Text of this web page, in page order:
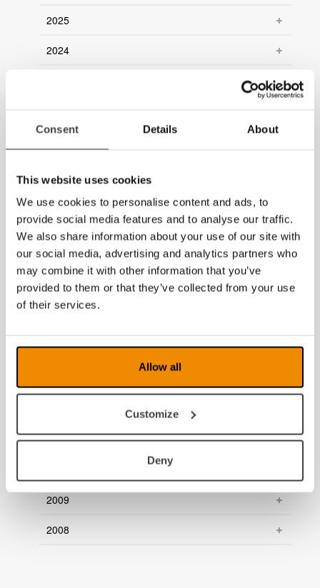
Consent Details About
This website uses cookies
We use cookies to personalise content and ads, to
provide social media features and to analyse our traffic.
We also share information about your use of our site with
our social media, advertising and analytics partners who
may combine it with other information that you’ve
provided to them or that they’ve collected from your use
of their services.
Allow all
Customize
Deny
2025
2024
2019
2018
2017
2016
2014
2011
2009
2008